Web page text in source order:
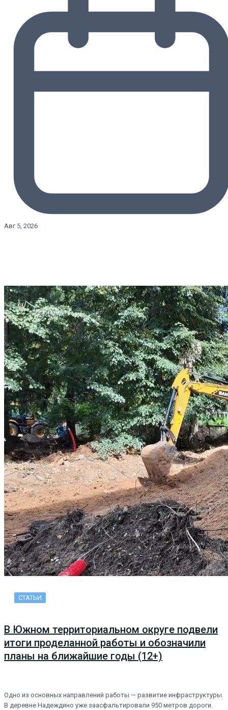
Авг 5, 2026
СТАТЬИ
В Южном территориальном округе подвели
итоги проделанной работы и обозначили
планы на ближайшие годы (12+)
Одно из основных направлений работы — развитие инфраструктуры.
В деревне Надеждино уже заасфальтировали 950 метров дороги.